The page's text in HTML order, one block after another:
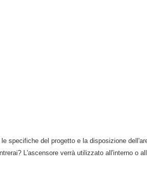
del progetto e la disposizione
L'ascensore verrà utilizzato all'interno o